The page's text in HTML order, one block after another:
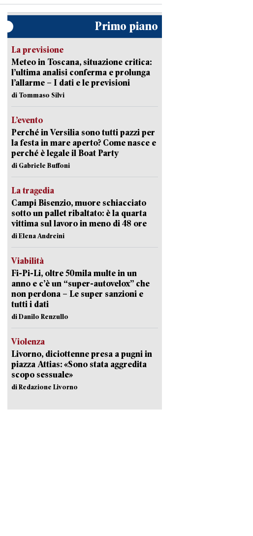
Primo piano
La previsione
Meteo in Toscana, situazione critica:
l’ultima analisi conferma e prolunga
l’allarme – I dati e le previsioni
di Tommaso Silvi
L’evento
Perché in Versilia sono tutti pazzi per
la festa in mare aperto? Come nasce e
perché è legale il Boat Party
di Gabriele Buffoni
La tragedia
Campi Bisenzio, muore schiacciato
sotto un pallet ribaltato: è la quarta
vittima sul lavoro in meno di 48 ore
di Elena Andreini
Viabilità
Fi-Pi-Li, oltre 50mila multe in un
anno e c’è un “super-autovelox” che
non perdona – Le super sanzioni e
tutti i dati
di Danilo Renzullo
Violenza
Livorno, diciottenne presa a pugni in
piazza Attias: «Sono stata aggredita
scopo sessuale»
di Redazione Livorno